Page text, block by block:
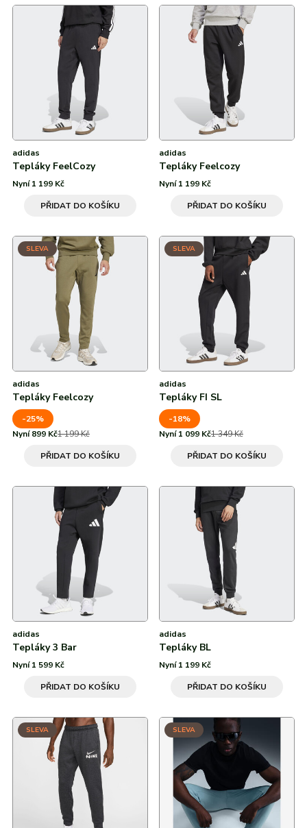
adidas
Tepláky FeelCozy
Nyní 1 199 Kč
PŘIDAT DO KOŠÍKU
adidas
Tepláky Feelcozy
Nyní 1 199 Kč
PŘIDAT DO KOŠÍKU
SLEVA
adidas
Tepláky Feelcozy
-25%
Nyní 899 Kč1 199 Kč
PŘIDAT DO KOŠÍKU
SLEVA
adidas
Tepláky FI SL
-18%
Nyní 1 099 Kč1 349 Kč
PŘIDAT DO KOŠÍKU
adidas
Tepláky 3 Bar
Nyní 1 599 Kč
PŘIDAT DO KOŠÍKU
adidas
Tepláky BL
Nyní 1 199 Kč
PŘIDAT DO KOŠÍKU
SLEVA SLEVA